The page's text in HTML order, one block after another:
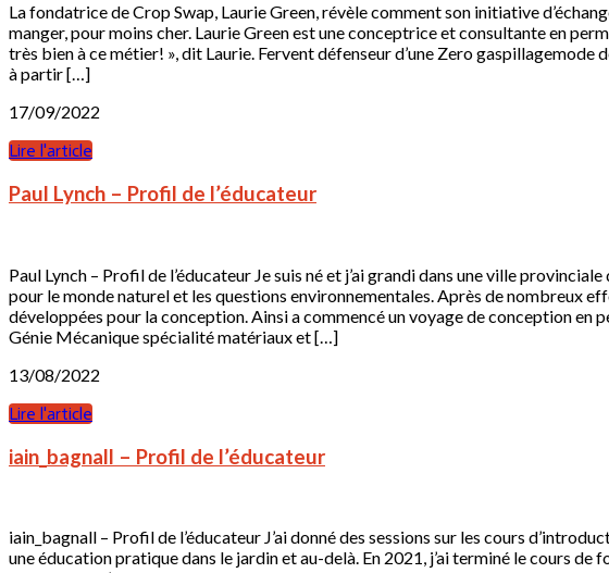
La fondatrice de Crop Swap, Laurie Green, révèle comment son initiative
manger, pour moins cher. Laurie Green est une conceptrice et consultante en
très bien à ce métier! », dit Laurie. Fervent défenseur d’une Zero
à partir […]
17/09/2022
Lire l'article
Paul Lynch – Profil de l’éducateur
Paul Lynch – Profil de l’éducateur Je suis né et j’ai grandi dans une ville
pour le monde naturel et les questions environnementales. Après de nombreux
développées pour la conception. Ainsi a commencé un voyage de conception
Génie Mécanique spécialité matériaux et […]
13/08/2022
Lire l'article
iain_bagnall – Profil de l’éducateur
iain_bagnall – Profil de l’éducateur J’ai donné des sessions sur les cours
une éducation pratique dans le jardin et au-delà. En 2021, j’ai terminé le cours